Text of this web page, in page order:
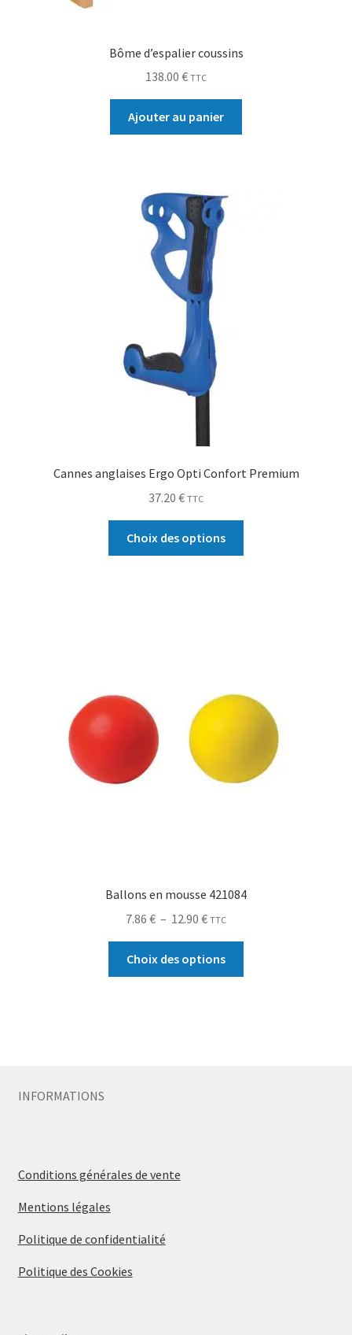
Bôme d’espalier coussins
138.00 € TTC
Ajouter au panier
Cannes anglaises Ergo Opti Confort Premium
37.20 € TTC
Choix des options
Ballons en mousse 421084
7.86 € – 12.90 € TTC
Choix des options
INFORMATIONS
Conditions générales de vente
Mentions légales
Politique de confidentialité
Politique des Cookies